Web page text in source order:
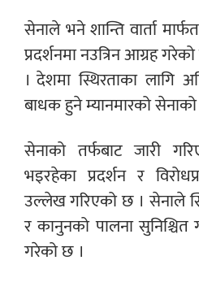
सेनाले भने शान्ति वार्ता
प्रदर्शनमा नउत्रिन आग्रह
। देशमा स्थिरताका लागि
बाधक हुने म्यानमारको
सेनाको तर्फबाट जारी
भइरहेका प्रदर्शन र
उल्लेख गरिएको छ । सेनाले
र कानुनको पालना
गरेको छ ।